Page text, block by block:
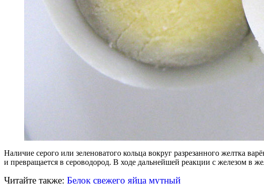
Наличие серого или зеленоватого кольца вокруг разрезанного желтка
и превращается в сероводород. В ходе дальнейшей реакции с железом в
Читайте также: Белок свежего яйца мутный